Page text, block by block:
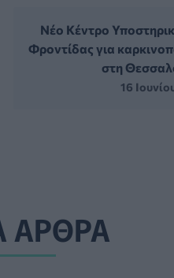
Νέο Κέντρο
Φροντίδας για
στη
16
ΑΡΘΡΑ